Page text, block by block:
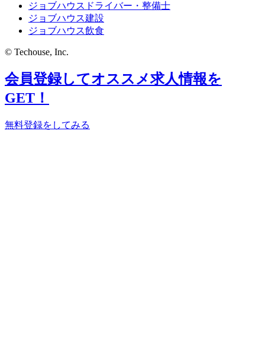
ジョブハウスドライバー・整備士
ジョブハウス建設
ジョブハウス飲食
© Techouse, Inc.
会員登録してオススメ求人情報を
GET！
無料登録をしてみる